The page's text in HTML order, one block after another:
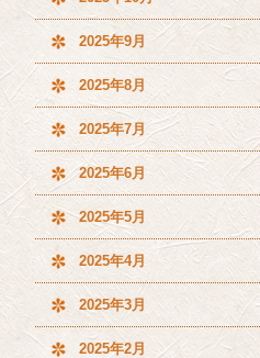
2025年9月
2025年8月
2025年7月
2025年6月
2025年5月
2025年4月
2025年3月
2025年2月